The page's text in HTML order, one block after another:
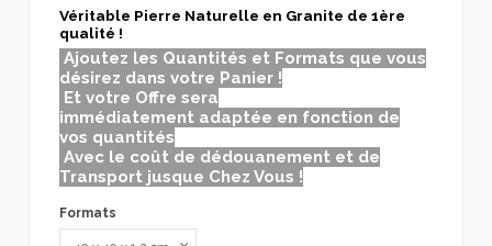
Véritable Pierre Naturelle en Granite de 1ère
qualité !
Ajoutez les Quantités et Formats que vous
désirez dans votre Panier !
Et votre Offre sera
immédiatement adaptée en fonction de
vos quantités
Avec le coût de dédouanement et de
Transport jusque Chez Vous !
Formats